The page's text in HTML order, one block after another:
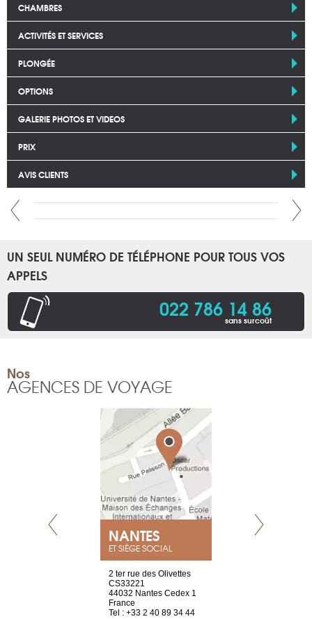
CHAMBRES
ACTIVITÉS ET SERVICES
PLONGÉE
OPTIONS
GALERIE PHOTOS ET VIDEOS
PRIX
AVIS CLIENTS
UN SEUL NUMÉRO DE TÉLÉPHONE POUR TOUS VOS
APPELS
022 786 14 86
sans surcoût
Nos
AGENCES DE VOYAGE
NANTES
ET SIÈGE SOCIAL
2 ter rue des Olivettes
CS33221
44032 Nantes Cedex 1
France
Tel : +33 2 40 89 34 44